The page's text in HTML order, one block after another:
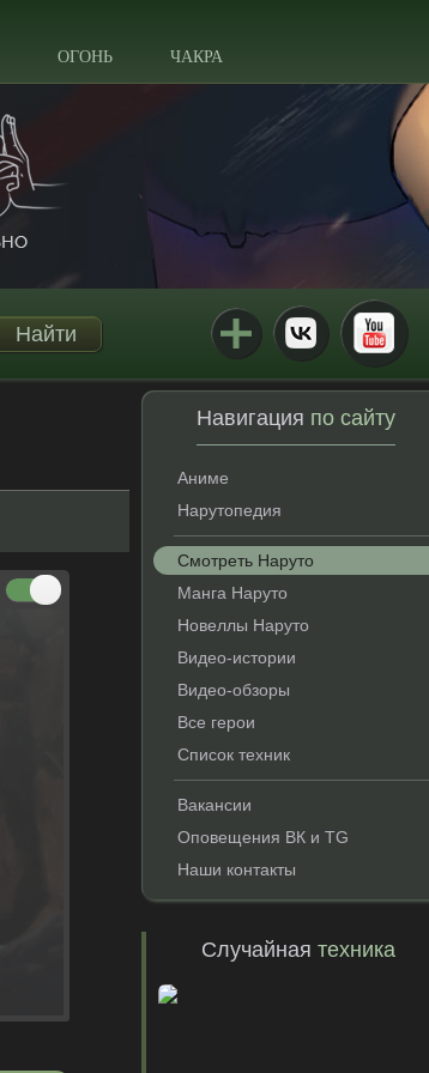
ОГОНЬ ЧАКРА
Навигация по сайту
Аниме
Нарутопедия
Смотреть Наруто
Манга Наруто
Новеллы Наруто
Видео-истории
Видео-обзоры
Все герои
Список техник
Вакансии
Оповещения ВК и TG
Наши контакты
Случайнаятехника